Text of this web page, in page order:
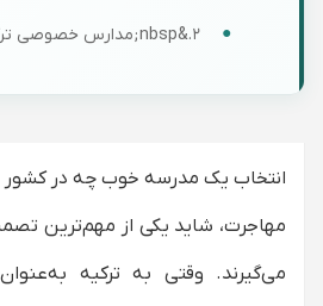
۲.&nbsp;مدارس خصوصی ترکیه
تحصیل در مدرسه بین المللی
انتخاب یک مدرسه خوب چه در کشور
مهاجرت، شاید یکی از مهم‌ترین
می‌گیرند. وقتی به ترکیه